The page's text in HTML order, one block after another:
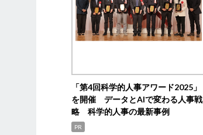
「第4回科学的人事アワード2025」
を開催 データとAIで変わる人事戦
略 科学的人事の最新事例
PR